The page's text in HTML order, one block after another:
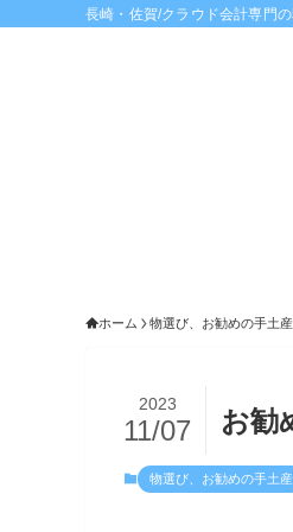
長崎・佐賀/クラウド会計専門
ホーム 物選び、お勧めの手土産
お勧
2023
11/07
物選び、お勧めの手土産